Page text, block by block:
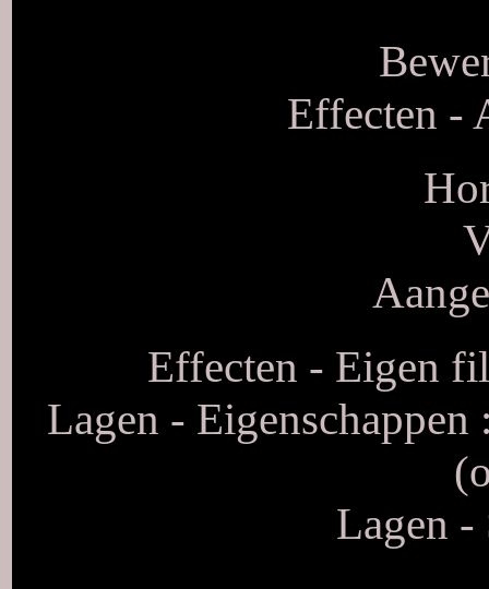
Effecten -
Effecten - Eigen
Lagen -
Lagen -